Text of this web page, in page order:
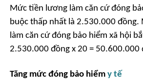
Mức tiền lương làm căn cứ đóng
buộc thấp nhất là 2.530.000
làm căn cứ đóng bảo hiểm xã hội
2.530.000 đồng x 20 = 50.600.000
Tăng mức đóng bảo hiểm y tế